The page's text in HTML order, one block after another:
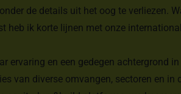
de details uit het oog te verliezen.
heb ik korte lijnen met onze
ervaring en een gedegen achtergrond
van diverse omvangen, sectoren en in